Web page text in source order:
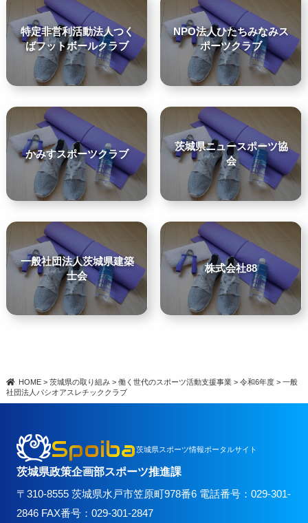
特定非営利活動法人つく
ばフットボールクラブ
NPO法人ひたちみなみス
ポーツクラブ
かみすスポーツクラブ
茨城県ニュースポーツ協
会
一般社団法人茨城県建築
士会
株式会社88
HOME >茨城県の取り組み >働く世代のスポーツ活動支援事業 >令和6年度 >一般
社団法人パシオアスレチッククラブ
Spoiba茨城県スポーツ情報ポータルサイト
茨城県政策企画部スポーツ推進課
〒310-8555 茨城県水戸市笠原町978番6 電話番号：029-301-
2846 FAX番号：029-301-2847